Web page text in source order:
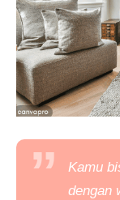
Kamu
dengan